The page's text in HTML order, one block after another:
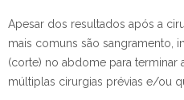
Apesar dos resultados após a
mais comuns são sangramento,
(corte) no abdome para
múltiplas cirurgias prévias e/ou